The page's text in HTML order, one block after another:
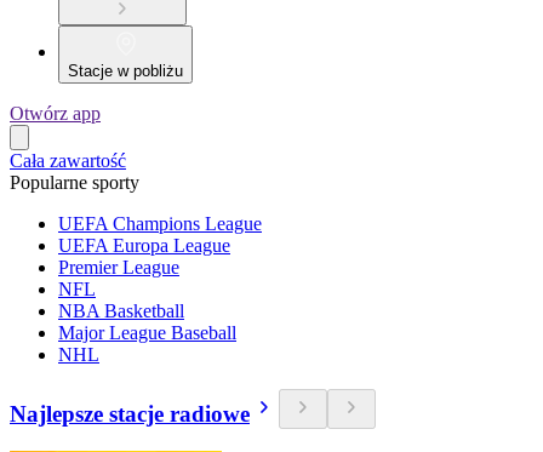
Stacje w pobliżu
Otwórz app
Cała zawartość
Popularne sporty
UEFA Champions League
UEFA Europa League
Premier League
NFL
NBA Basketball
Major League Baseball
NHL
Najlepsze stacje radiowe